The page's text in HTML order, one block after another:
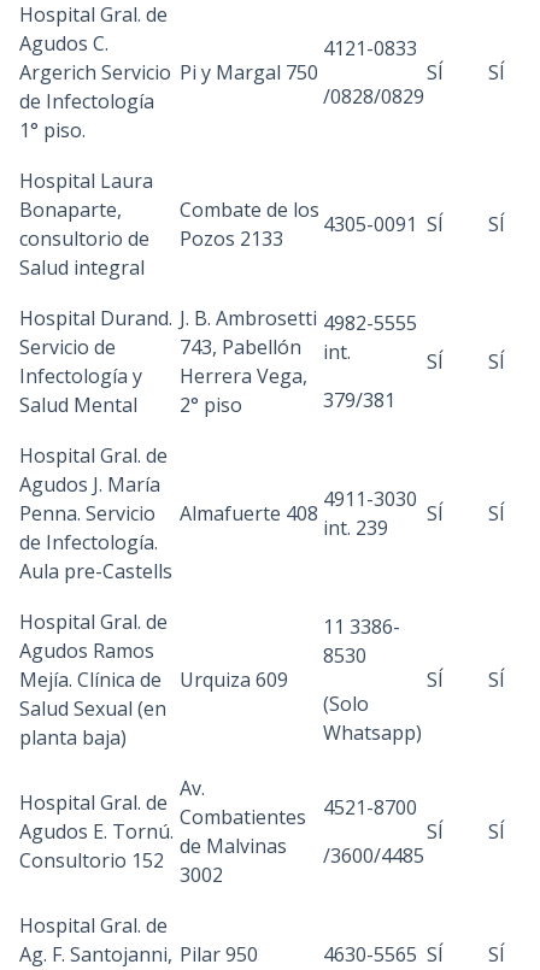
Hospital Gral. de
Agudos C.
Argerich Servicio
de Infectología
1° piso.
Pi y Margal 750
4121-0833
/0828/0829
SÍ SÍ
Hospital Laura
Bonaparte,
consultorio de
Salud integral
Combate de los
Pozos 2133
4305-0091 SÍ SÍ
Hospital Durand.
Servicio de
Infectología y
Salud Mental
J. B. Ambrosetti
743, Pabellón
Herrera Vega,
2° piso
4982-5555
int.
379/381
SÍ SÍ
Hospital Gral. de
Agudos J. María
Penna. Servicio
de Infectología.
Aula pre-Castells
Almafuerte 408
4911-3030
int. 239
SÍ SÍ
Hospital Gral. de
Agudos Ramos
Mejía. Clínica de
Salud Sexual (en
planta baja)
Urquiza 609
11 3386-
8530
(Solo
Whatsapp)
SÍ SÍ
Hospital Gral. de
Agudos E. Tornú.
Consultorio 152
Av.
Combatientes
de Malvinas
3002
4521-8700
/3600/4485
SÍ SÍ
Hospital Gral. de
Ag. F. Santojanni, Pilar 950 4630-5565 SÍ SÍ